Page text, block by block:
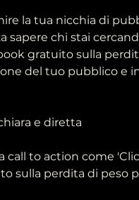
la tua nicchia di
sapere chi stai
gratuito sulla
del tuo pubblico e
e diretta
call to action come
sulla perdita di peso